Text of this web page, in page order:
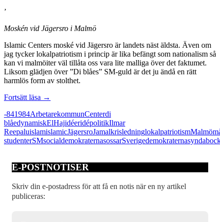
’
Moskén vid Jägersro i Malmö
Islamic Centers moské vid Jägersro är landets näst äldsta. Även om
jag tycker lokalpatriotism i princip är lika befängt som nationalism så
kan vi malmöiter väl tillåta oss vara lite malliga över det faktumet.
Liksom glädjen över ”Di blåes” SM-guld är det ju ändå en rätt
harmlös form av stolthet.
Fortsätt läsa Både
kakan
och
äta
den
→
-841984ArbetarekommunCenterdi
blåedynamiskElHajidéeridépolitikIlmar
ReepaluislamislamicJägersroJamalkrisledninglokalpatriotismMalmö
studenterSMsocialdemokraternasossarSverigedemokraterna
E-POSTNOTISER
Skriv din e-postadress för att få en notis när en ny artikel
publiceras: